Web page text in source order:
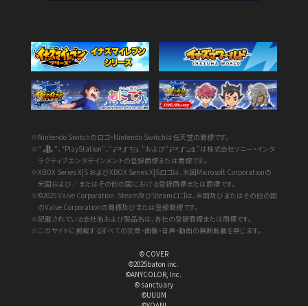
※Nintendo Switchのロゴ・Nintendo Switchは任天堂の商標です。
※“
”、“PlayStation”、“ ”および“
”は株式会社ソニー・インタ
ラクティブエンタテインメントの登録商標または商標です。
※XBOX Series X|S およびXBOX Series X|Sロゴは、米国Microsoft Corporationの
米国および／またはその他の国における登録商標または商標です。
※©2025 Valve Corporation. Steam及びSteamロゴは、米国及びまたはその他の国
のValve Corporationの商標及びまたは登録商標です。
※記載されている会社名および製品名は、各社の登録商標または商標です。
※このサイトに掲載するすべての文章・画像・音声・動画の無断転載を禁じます。
© COVER
©2025baton inc.
©ANYCOLOR, Inc.
© sanctuary
©UUUM